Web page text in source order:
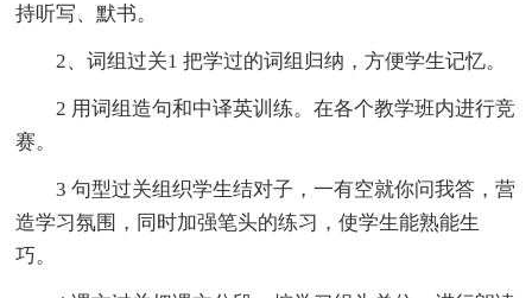
持听写、默书。
2、词组过关1 把学过的词组归纳，方便学生记忆。
2 用词组造句和中译英训练。在各个教学班内进行竞
赛。
3 句型过关组织学生结对子，一有空就你问我答，营
造学习氛围，同时加强笔头的练习，使学生能熟能生
巧。